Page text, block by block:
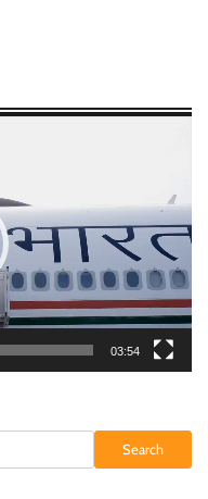
03:54
Search